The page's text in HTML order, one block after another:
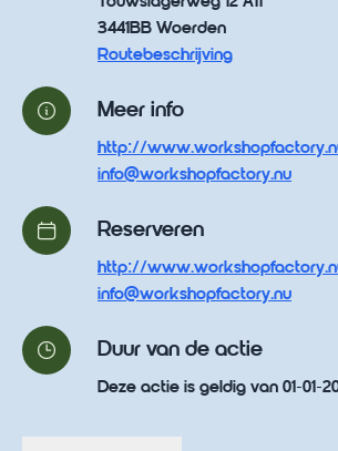
3441BB Woerden
Routebeschrijving
Meer info
http://
info@workshopfactory.nu
Reserveren
http://
info@workshopfactory.nu
Duur van de actie
Deze actie is geldig van 01-01-